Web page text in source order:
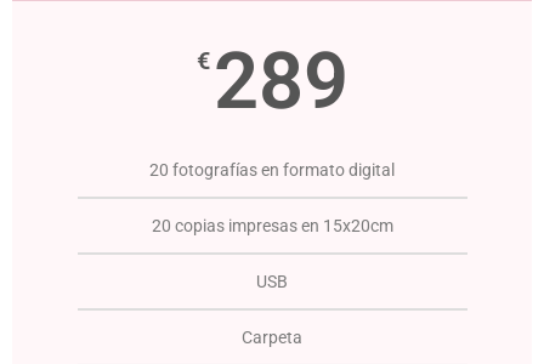
€ 289
20 fotografías en formato digital
20 copias impresas en 15x20cm
USB
Carpeta